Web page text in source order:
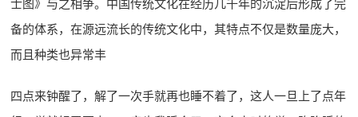
士图》与之相争。中国传统文化在经历几千年的沉淀后形成了完
备的体系，在源远流长的传统文化中，其特点不仅是数量庞大，
而且种类也异常丰
四点来钟醒了，解了一次手就再也睡不着了，这人一旦上了点年